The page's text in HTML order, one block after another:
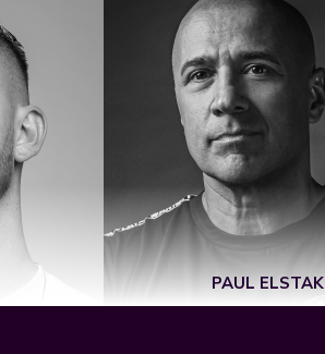
PAUL ELSTAK